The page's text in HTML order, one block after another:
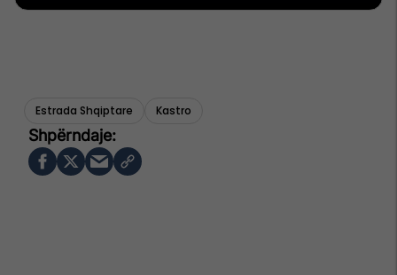
Estrada Shqiptare Kastro